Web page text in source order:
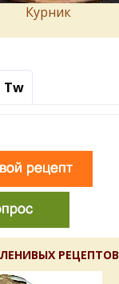
Курник
Tw
ЛЕНИВЫХ РЕЦЕПТОВ